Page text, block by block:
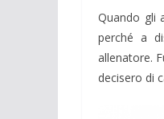
Quando gli
perché a
allenatore.
decisero di